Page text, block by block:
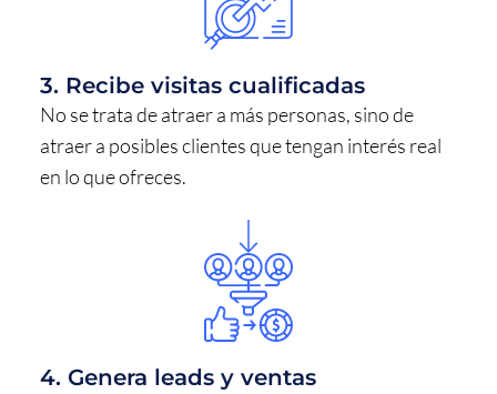
3. Recibe visitas cualificadas
No se trata de atraer a más personas, sino de
atraer a posibles clientes que tengan interés real
en lo que ofreces.
4. Genera leads y ventas